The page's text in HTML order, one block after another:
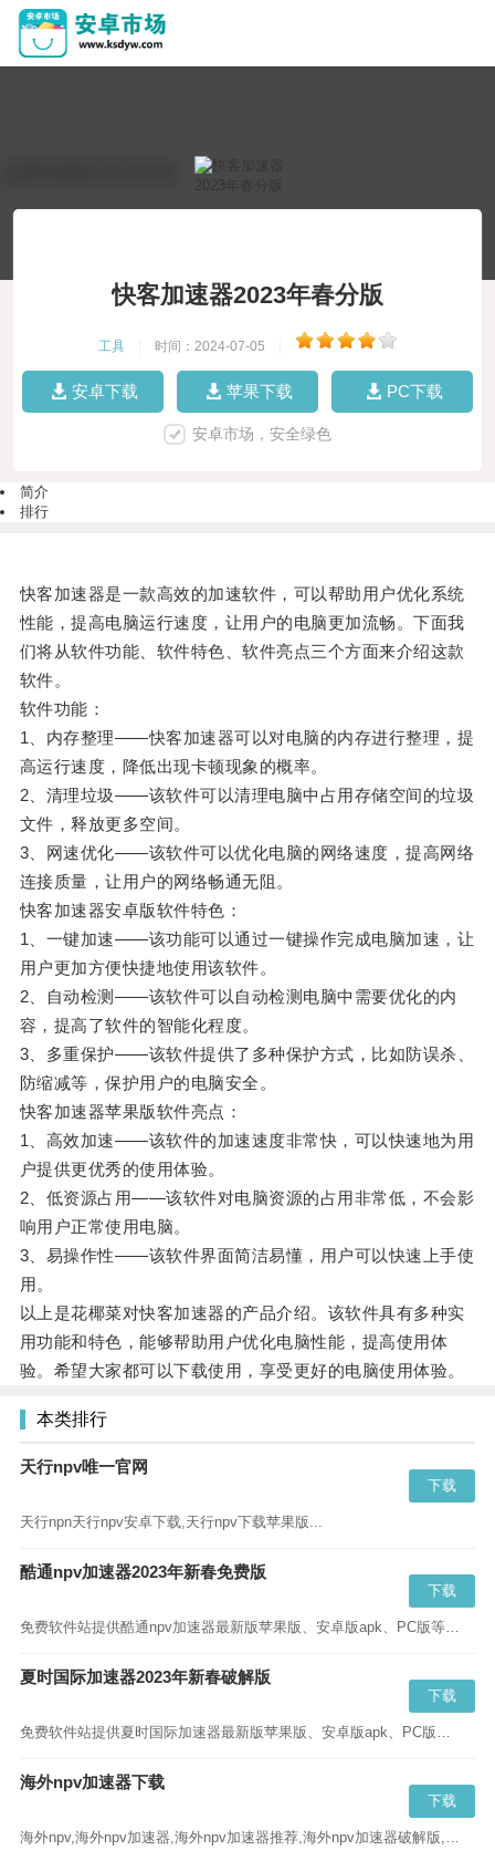
快客加速器2023年春分版
工具 时间：2024-07-05
安卓下载 苹果下载 PC下载
安卓市场，安全绿色
简介
排行
快客加速器是一款高效的加速软件，可以帮助用户优化系统
性能，提高电脑运行速度，让用户的电脑更加流畅。下面我
们将从软件功能、软件特色、软件亮点三个方面来介绍这款
软件。
软件功能：
1、内存整理——快客加速器可以对电脑的内存进行整理，提
高运行速度，降低出现卡顿现象的概率。
2、清理垃圾——该软件可以清理电脑中占用存储空间的垃圾
文件，释放更多空间。
3、网速优化——该软件可以优化电脑的网络速度，提高网络
连接质量，让用户的网络畅通无阻。
快客加速器安卓版软件特色：
1、一键加速——该功能可以通过一键操作完成电脑加速，让
用户更加方便快捷地使用该软件。
2、自动检测——该软件可以自动检测电脑中需要优化的内
容，提高了软件的智能化程度。
3、多重保护——该软件提供了多种保护方式，比如防误杀、
防缩减等，保护用户的电脑安全。
快客加速器苹果版软件亮点：
1、高效加速——该软件的加速速度非常快，可以快速地为用
户提供更优秀的使用体验。
2、低资源占用——该软件对电脑资源的占用非常低，不会影
响用户正常使用电脑。
3、易操作性——该软件界面简洁易懂，用户可以快速上手使
用。
以上是花椰菜对快客加速器的产品介绍。该软件具有多种实
用功能和特色，能够帮助用户优化电脑性能，提高使用体
验。希望大家都可以下载使用，享受更好的电脑使用体验。
本类排行
天行npv唯一官网
天行npn天行npv安卓下载,天行npv下载苹果版...
下载
酷通npv加速器2023年新春免费版
免费软件站提供酷通npv加速器最新版苹果版、安卓版apk、PC版等版本的下载,酷通加速器2023年新春版蓝奏云、百度云请直接点击“立即下载”...
下载
夏时国际加速器2023年新春破解版
免费软件站提供夏时国际加速器最新版苹果版、安卓版apk、PC版等版本的下载,夏时国际加速器2023年新春版蓝奏云、百度云请直接点击“立即下载”...
下载
海外npv加速器下载
海外npv,海外npv加速器,海外npv加速器推荐,海外npv加速器破解版,海外npv加速器下载ins...
下载